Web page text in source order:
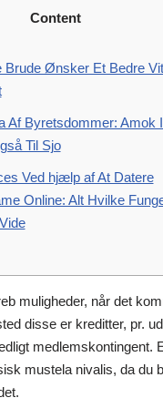
Content
Brude Ønsker Et Bedre
Af Byretsdommer: Amok
Til Sjo
Ved hjælp af At Datere
Online: Alt Hvilke
muligheder, når det
disse er kreditter, pr.
medlemskontingent.
mustela nivalis, da du